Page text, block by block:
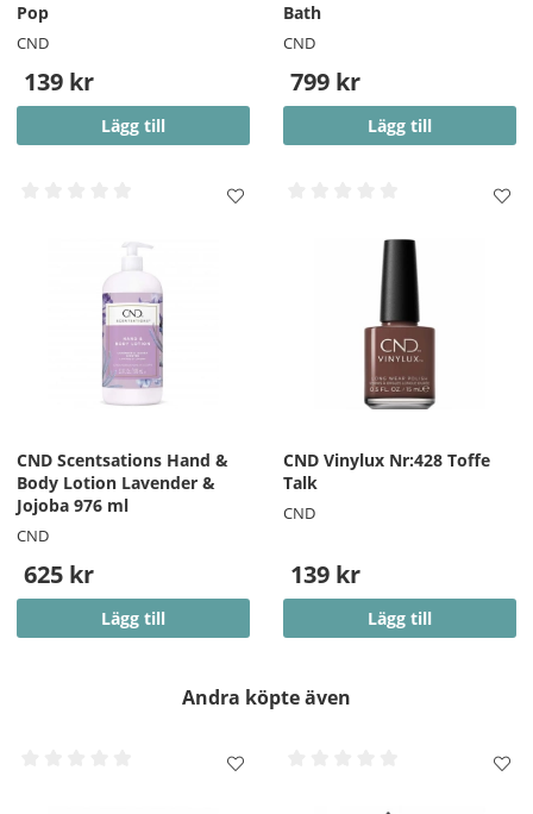
Pop
CND
139 kr
Lägg till
Bath
CND
799 kr
Lägg till
CND Scentsations Hand &
Body Lotion Lavender &
Jojoba 976 ml
CND
625 kr
Lägg till
CND Vinylux Nr:428 Toffe
Talk
CND
139 kr
Lägg till
Andra köpte även